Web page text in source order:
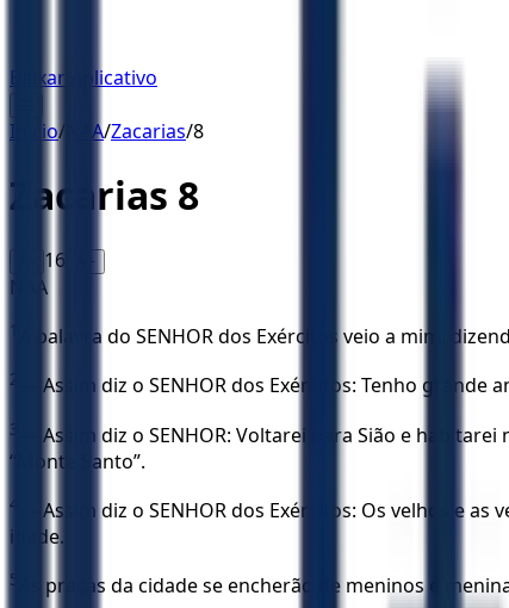
Baixar Aplicativo
Início/ NAA/Zacarias/8
Zacarias 8
16 A+
NAA
1 A palavra do SENHOR dos Exércitos veio a mim,
2 — Assim diz o SENHOR dos Exércitos: Tenho
3
— Assim diz o SENHOR: Voltarei para Sião e
“Monte Santo”.
4
— Assim diz o SENHOR dos Exércitos: Os velhos e
idade.
5 As praças da cidade se encherão de meninos e